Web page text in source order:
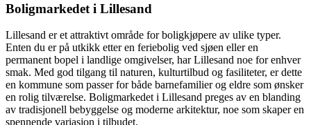
Boligmarkedet i Lillesand
Lillesand er et attraktivt område for boligkjøpere av ulike typer.
Enten du er på utkikk etter en feriebolig ved sjøen eller en
permanent bopel i landlige omgivelser, har Lillesand noe for enhver
smak. Med god tilgang til naturen, kulturtilbud og fasiliteter, er dette
en kommune som passer for både barnefamilier og eldre som ønsker
en rolig tilværelse. Boligmarkedet i Lillesand preges av en blanding
av tradisjonell bebyggelse og moderne arkitektur, noe som skaper en
spennende variasjon i tilbudet.